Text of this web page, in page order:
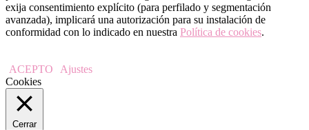
exija consentimiento explícito (para perfilado y segmentación
avanzada), implicará una autorización para su instalación de
conformidad con lo indicado en nuestra Política de cookies.
ACEPTO
Ajustes
Cookies
Cerrar